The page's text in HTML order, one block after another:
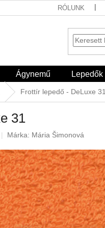
RÓLUNK
Ágynemű Lepedők
Frottír lepedő - DeLuxe 31
31
Márka: Mária Šimonová